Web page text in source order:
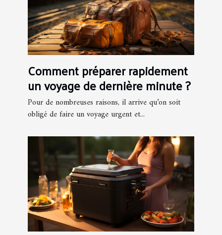
Comment préparer rapidement
un voyage de dernière minute ?
Pour de nombreuses raisons, il arrive qu’on soit
obligé de faire un voyage urgent et...